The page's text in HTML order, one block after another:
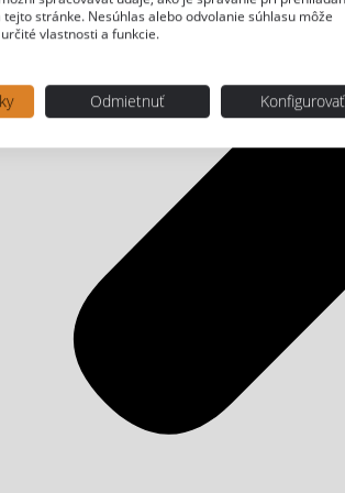
stránke. Nesúhlas alebo odvolanie súhlasu môže
vlastnosti a funkcie.
Odmietnuť Konfigurovať